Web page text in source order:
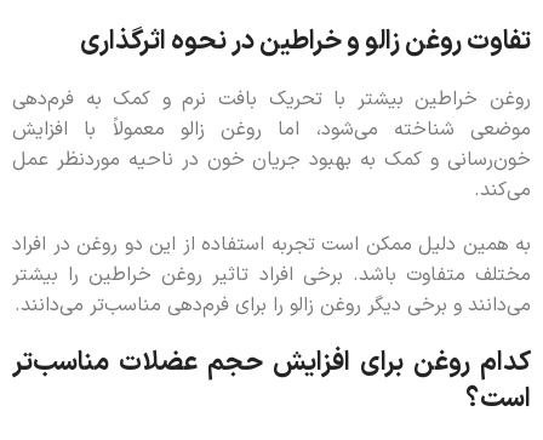
تفاوت روغن زالو و خراطین در نحوه اثرگذاری
روغن خراطین بیشتر با تحریک بافت نرم و کمک به فرم‌دهی
موضعی شناخته می‌شود، اما روغن زالو معمولاً با افزایش
خون‌رسانی و کمک به بهبود جریان خون در ناحیه موردنظر عمل
می‌کند.
به همین دلیل ممکن است تجربه استفاده از این دو روغن در افراد
مختلف متفاوت باشد. برخی افراد تاثیر روغن خراطین را بیشتر
می‌دانند و برخی دیگر روغن زالو را برای فرم‌دهی مناسب‌تر می‌دانند.
کدام روغن برای افزایش حجم عضلات مناسب‌تر
است؟